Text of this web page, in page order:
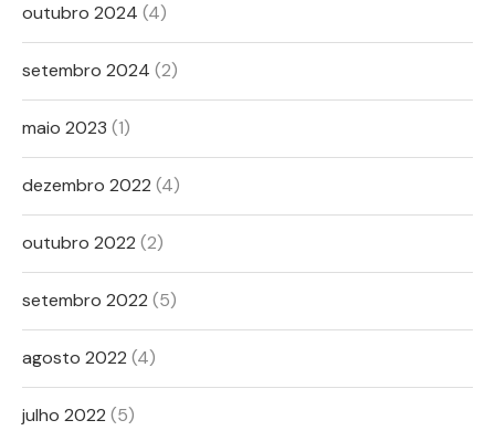
outubro 2024 (4)
setembro 2024 (2)
maio 2023 (1)
dezembro 2022 (4)
outubro 2022 (2)
setembro 2022 (5)
agosto 2022 (4)
julho 2022 (5)